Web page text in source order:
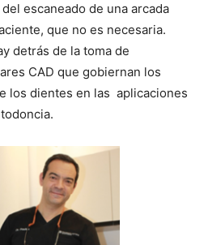
escaneado de una arcada
que no es necesaria.
detrás de la toma de
CAD que gobiernan los
los dientes en las aplicaciones